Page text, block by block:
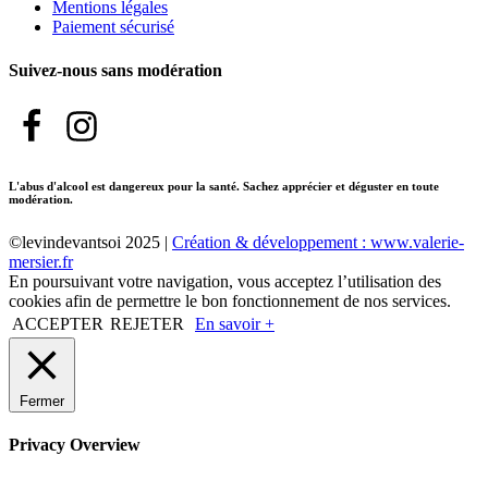
Mentions légales
Paiement sécurisé
Suivez-nous sans modération
L'abus d'alcool est dangereux pour la santé. Sachez apprécier et déguster en toute
modération.
©levindevantsoi 2025 | Création & développement : www.valerie-
mersier.fr
En poursuivant votre navigation, vous acceptez l’utilisation des
cookies afin de permettre le bon fonctionnement de nos services.
ACCEPTER REJETER En savoir +
Fermer
Privacy Overview